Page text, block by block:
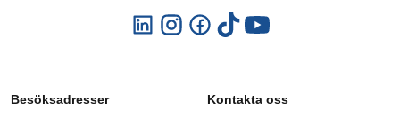
Besöksadresser Kontakta oss